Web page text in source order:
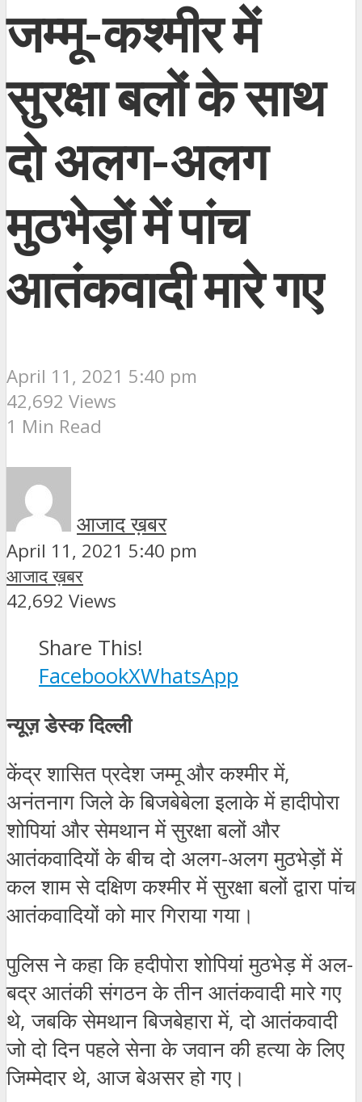
जम्मू-कश्मीर में
सुरक्षा बलों के साथ
दो अलग-अलग
मुठभेड़ों में पांच
आतंकवादी मारे गए
April 11, 2021 5:40 pm
42,692 Views
1 Min Read
आजाद ख़बर
April 11, 2021 5:40 pm
आजाद ख़बर
42,692 Views
Share This!
FacebookXWhatsApp
न्यूज़ डेस्क दिल्ली
केंद्र शासित प्रदेश जम्मू और कश्मीर में,
अनंतनाग जिले के बिजबेबेला इलाके में हादीपोरा
शोपियां और सेमथान में सुरक्षा बलों और
आतंकवादियों के बीच दो अलग-अलग मुठभेड़ों में
कल शाम से दक्षिण कश्मीर में सुरक्षा बलों द्वारा पांच
आतंकवादियों को मार गिराया गया।
पुलिस ने कहा कि हदीपोरा शोपियां मुठभेड़ में अल-
बद्र आतंकी संगठन के तीन आतंकवादी मारे गए
थे, जबकि सेमथान बिजबेहारा में, दो आतंकवादी
जो दो दिन पहले सेना के जवान की हत्या के लिए
जिम्मेदार थे, आज बेअसर हो गए।